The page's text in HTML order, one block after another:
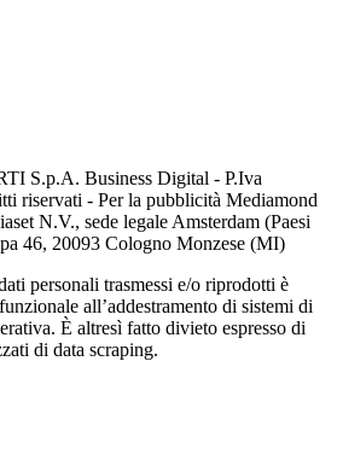
S.p.A. Business Digital - P.Iva
riservati - Per la pubblicità Mediamond
N.V., sede legale Amsterdam (Paesi
46, 20093 Cologno Monzese (MI)
personali trasmessi e/o riprodotti è
all’addestramento di sistemi di
È altresì fatto divieto espresso di
di data scraping.